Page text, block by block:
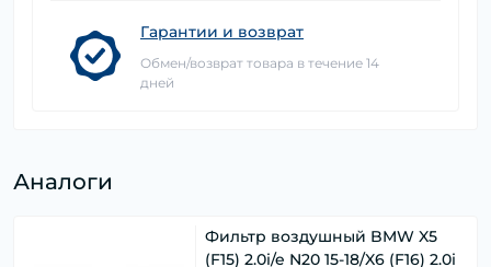
Гарантии и возврат
Обмен/возврат товара в течение 14
дней
Аналоги
Фильтр воздушный BMW X5
(F15) 2.0i/e N20 15-18/X6 (F16) 2.0i